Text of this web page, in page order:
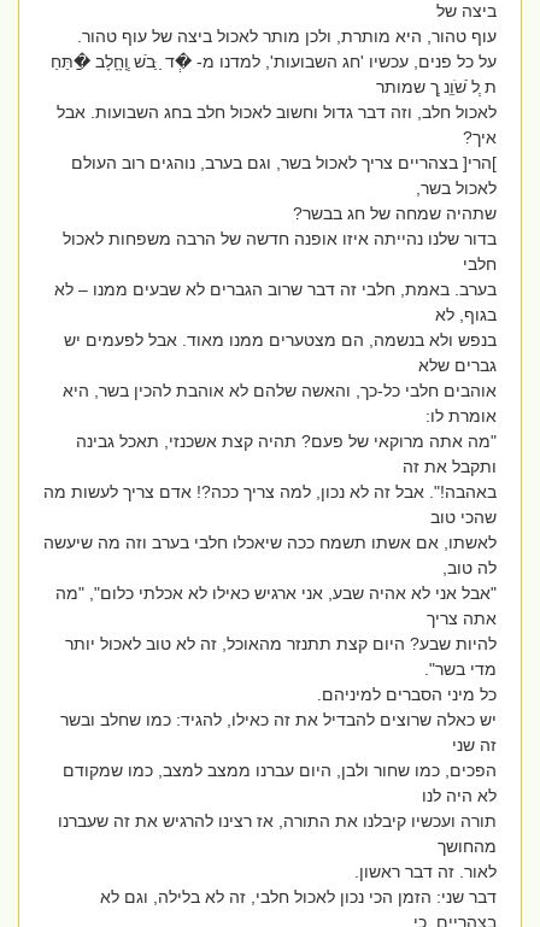
ביצה של
עוף טהור, היא מותרת, ולכן מותר לאכול ביצה של עוף טהור.
על כל פנים, עכשיו 'חג השבועות', למדנו מ- �ְּד ַ ַּבׁשׁ ְְוָחָָלָב �ַּתַּחַ
ת ְְל ֹׁשֹׁוֵֵנ ְְך שמותר
לאכול חלב, וזה דבר גדול וחשוב לאכול חלב בחג השבועות. אבל
איך?
]הרי[ בצהריים צריך לאכול בשר, וגם בערב, נוהגים רוב העולם
לאכול בשר,
שתהיה שמחה של חג בבשר?
בדור שלנו נהייתה איזו אופנה חדשה של הרבה משפחות לאכול
חלבי
בערב. באמת, חלבי זה דבר שרוב הגברים לא שבעים ממנו – לא
בגוף, לא
בנפש ולא בנשמה, הם מצטערים ממנו מאוד. אבל לפעמים יש
גברים שלא
אוהבים חלבי כל-כך, והאשה שלהם לא אוהבת להכין בשר, היא
אומרת לו:
"מה אתה מרוקאי של פעם? תהיה קצת אשכנזי, תאכל גבינה
ותקבל את זה
באהבה!". אבל זה לא נכון, למה צריך ככה?! אדם צריך לעשות מה
שהכי טוב
לאשתו, אם אשתו תשמח ככה שיאכלו חלבי בערב וזה מה שיעשה
לה טוב,
"אבל אני לא אהיה שבע, אני ארגיש כאילו לא אכלתי כלום", "מה
אתה צריך
להיות שבע? היום קצת תתנזר מהאוכל, זה לא טוב לאכול יותר
מדי בשר".
כל מיני הסברים למיניהם.
יש כאלה שרוצים להבדיל את זה כאילו, להגיד: כמו שחלב ובשר
זה שני
הפכים, כמו שחור ולבן, היום עברנו ממצב למצב, כמו שמקודם
לא היה לנו
תורה ועכשיו קיבלנו את התורה, אז רצינו להרגיש את זה שעברנו
מהחושך
לאור. זה דבר ראשון.
דבר שני: הזמן הכי נכון לאכול חלבי, זה לא בלילה, וגם לא
בצהריים, כי